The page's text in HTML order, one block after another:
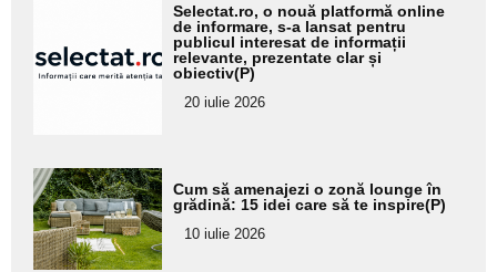
pentru
subtitlu
Selectat.ro, o nouă platformă online
de informare, s-a lansat pentru
publicul interesat de informații
relevante, prezentate clar și
obiectiv(P)
20 iulie 2026
Adaugă
aici textul
pentru
subtitlu
Cum să amenajezi o zonă lounge în
grădină: 15 idei care să te inspire(P)
10 iulie 2026